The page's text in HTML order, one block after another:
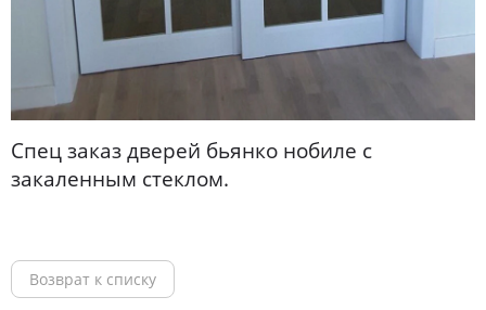
Спец заказ дверей бьянко нобиле с
закаленным стеклом.
Возврат к списку